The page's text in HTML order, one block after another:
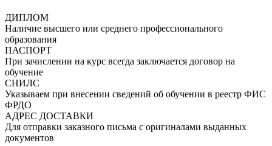
ДИПЛОМ
Наличие высшего или среднего профессионального
образования
ПАСПОРТ
При зачислении на курс всегда заключается договор на
обучение
СНИЛС
Указываем при внесении сведений об обучении в реестр ФИС
ФРДО
АДРЕС ДОСТАВКИ
Для отправки заказного письма с оригиналами выданных
документов